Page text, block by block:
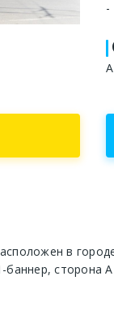
-
А
в
баннер, сторона А